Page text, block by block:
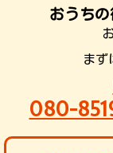
おうち
まず